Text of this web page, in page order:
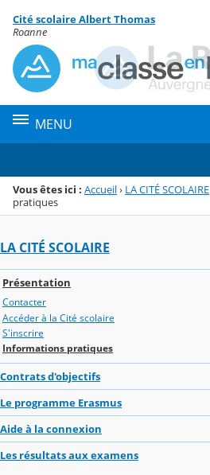
Menu de la rubrique
Contenu
Cité scolaire Albert Thomas
Roanne
MENU
Vous êtes ici : Accueil› LA CITÉ SCOLAIRE
pratiques
LA CITÉ SCOLAIRE
Présentation
Contacter
Accéder à la Cité scolaire
S'inscrire
Informations pratiques
Contrats d'objectifs
Le programme Erasmus
Aide à la connexion
Les résultats aux examens